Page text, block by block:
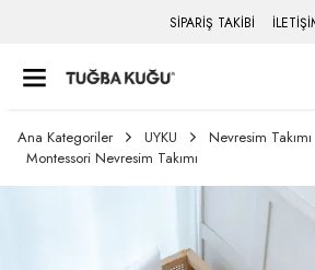
SİPARİŞ TAKİBİ
Ana Kategoriler UYKU
Nevresim Takımı
Montessori Nevresim Takımı